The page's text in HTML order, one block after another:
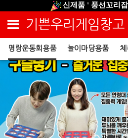
신제품 ' 풍선꼬리
신규회원 HAPPY EVENT
❤ 신제품 ' 컬링&볼
기쁜우리게임창고
명랑운동회용품 놀이마당용품